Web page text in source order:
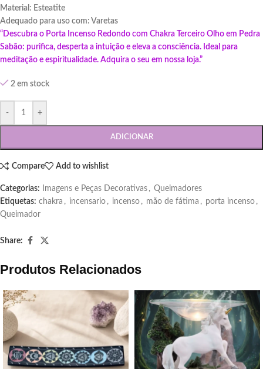
Material: Esteatite
Adequado para uso com: Varetas
“Descubra o Porta Incenso Redondo com Chakra Terceiro Olho em Pedra
Sabão: purifica, desperta a intuição e eleva a consciência. Ideal para
meditação e espiritualidade. Adquira o seu em nossa loja.”
2 em stock
- +
ADICIONAR
Compare Add to wishlist
Categorias: Imagens e Peças Decorativas , Queimadores
Etiquetas: chakra , incensario , incenso , mão de fátima , porta incenso ,
Queimador
Share:
Produtos Relacionados